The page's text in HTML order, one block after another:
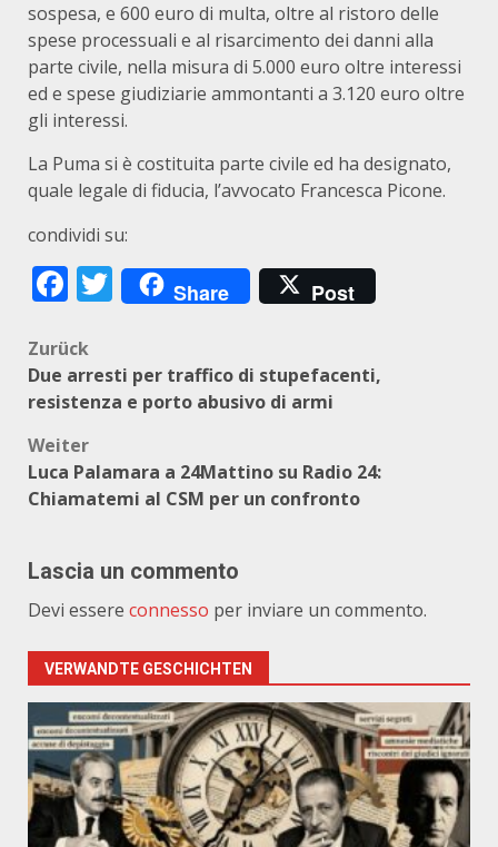
sospesa, e 600 euro di multa, oltre al ristoro delle
spese processuali e al risarcimento dei danni alla
parte civile, nella misura di 5.000 euro oltre interessi
ed e spese giudiziarie ammontanti a 3.120 euro oltre
gli interessi.
La Puma si è costituita parte civile ed ha designato,
quale legale di fiducia, l’avvocato Francesca Picone.
condividi su:
Facebook
Twitter
Share Post
Beitragsnavigation
Zurück
Due arresti per traffico di stupefacenti,
resistenza e porto abusivo di armi
Weiter
Luca Palamara a 24Mattino su Radio 24:
Chiamatemi al CSM per un confronto
Lascia un commento
Devi essere connesso per inviare un commento.
VERWANDTE GESCHICHTEN